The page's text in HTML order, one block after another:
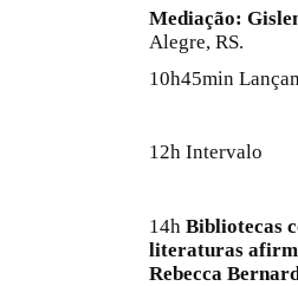
Mediação:
Alegre, RS.
10h45min
12h Intervalo
14h Bibliotecas
literaturas
Rebecca